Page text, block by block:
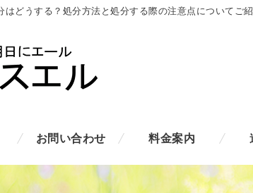
はどうする？処分方法と処分する際の注意点についてご紹
お問い合わせ 料金案内